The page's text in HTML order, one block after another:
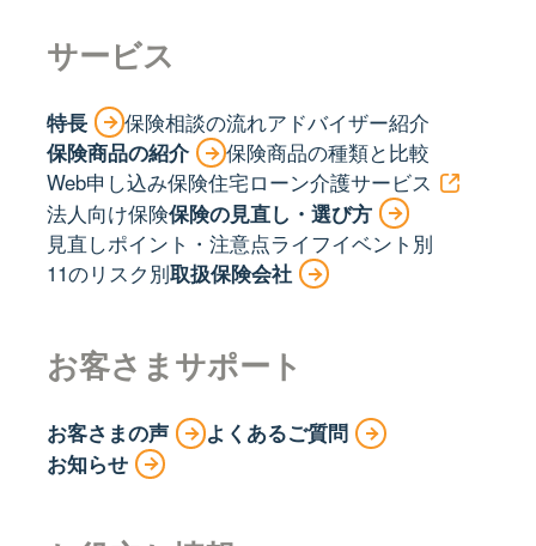
サービス
特長 保険相談の流れアドバイザー紹介
保険商品の紹介
保険商品の種類と比較
Web申し込み保険住宅ローン介護サービス
法人向け保険保険の見直し・選び方
見直しポイント・注意点ライフイベント別
11のリスク別取扱保険会社
お客さまサポート
お客さまの声
よくあるご質問
お知らせ